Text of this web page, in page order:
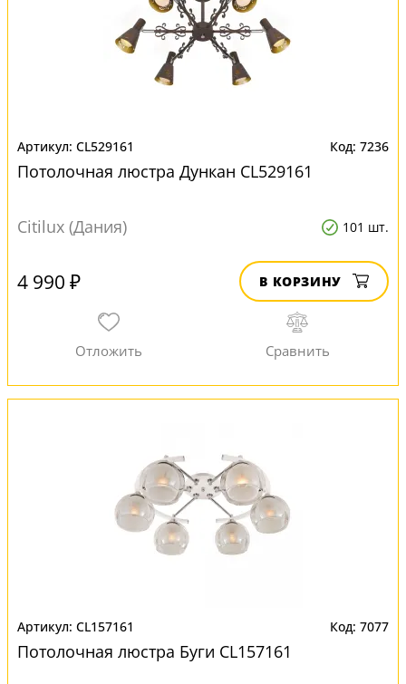
CL529161 7236
Потолочная люстра Дункан CL529161
Citilux (Дания) 101 шт.
4 990 ₽ В КОРЗИНУ
CL157161 7077
Потолочная люстра Буги CL157161